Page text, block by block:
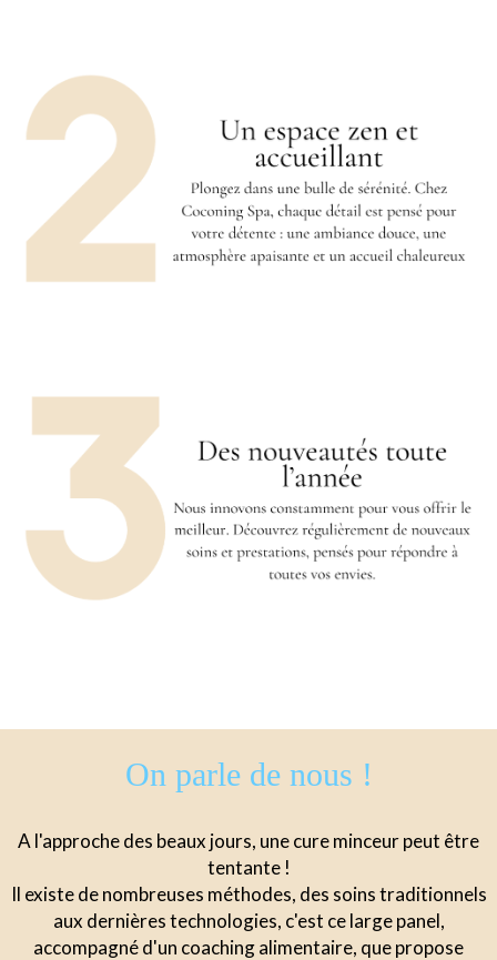
On parle de nous !
A l'approche des beaux jours, une cure minceur peut être
tentante !
Il existe de nombreuses méthodes, des soins traditionnels
aux dernières technologies, c'est ce large panel,
accompagné d'un coaching alimentaire, que propose